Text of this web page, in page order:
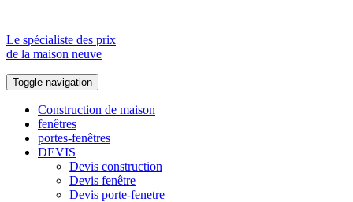
Le spécialiste des prix
de la maison neuve
Toggle navigation
Construction de maison
fenêtres
portes-fenêtres
DEVIS
Devis construction
Devis fenêtre
Devis porte-fenetre